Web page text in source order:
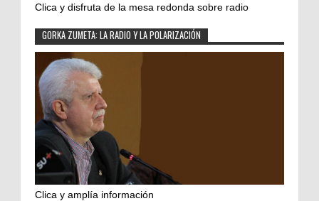
Clica y disfruta de la mesa redonda sobre radio
GORKA ZUMETA: LA RADIO Y LA POLARIZACIÓN
Clica y amplía información